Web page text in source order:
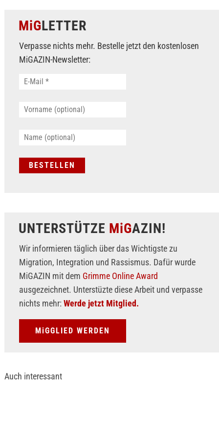
MiGLETTER
Verpasse nichts mehr. Bestelle jetzt den kostenlosen
MiGAZIN-Newsletter:
UNTERSTÜTZE MiGAZIN!
Wir informieren täglich über das Wichtigste zu
Migration, Integration und Rassismus. Dafür wurde
MiGAZIN mit dem Grimme Online Award
ausgezeichnet. Unterstüzte diese Arbeit und verpasse
nichts mehr: Werde jetzt Mitglied.
MiGGLIED WERDEN
Auch interessant